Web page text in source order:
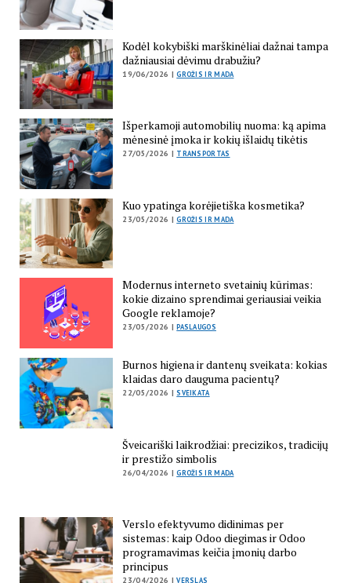
Kodėl kokybiški marškinėliai dažnai tampa
dažniausiai dėvimu drabužiu?
19/06/2026 |GROŽIS IR MADA
Išperkamoji automobilių nuoma: ką apima
mėnesinė įmoka ir kokių išlaidų tikėtis
27/05/2026 | TRANSPORTAS
Kuo ypatinga korėjietiška kosmetika?
23/05/2026 |GROŽIS IR MADA
Modernus interneto svetainių kūrimas:
kokie dizaino sprendimai geriausiai veikia
Google reklamoje?
23/05/2026 |PASLAUGOS
Burnos higiena ir dantenų sveikata: kokias
klaidas daro dauguma pacientų?
22/05/2026 |SVEIKATA
Šveicariški laikrodžiai: precizikos, tradicijų
ir prestižo simbolis
26/04/2026 |GROŽIS IR MADA
Verslo efektyvumo didinimas per
sistemas: kaip Odoo diegimas ir Odoo
programavimas keičia įmonių darbo
principus
23/04/2026 |VERSLAS